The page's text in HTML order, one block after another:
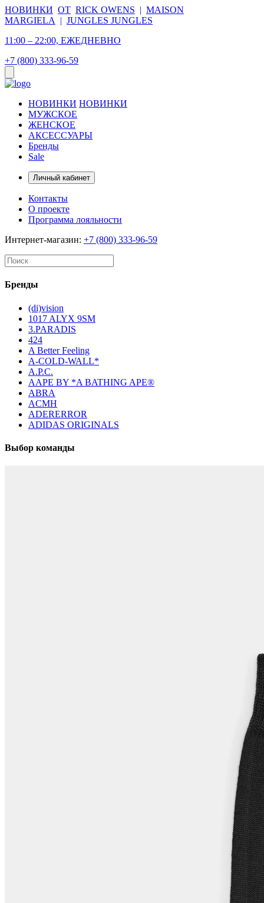
НОВИНКИ ОТ RICK OWENS | MAISON
MARGIELA
| JUNGLES JUNGLES
11:00 – 22:00, ЕЖЕДНЕВНО
+7 (800) 333-96-59
НОВИНКИ НОВИНКИ
МУЖСКОЕ
ЖЕНСКОЕ
АКСЕССУАРЫ
Бренды
Sale
Личный кабинет
Контакты
О проекте
Программа лояльности
Интернет-магазин: +7 (800) 333-96-59
Бренды
(di)vision
1017 ALYX 9SM
3.PARADIS
424
A Better Feeling
A-COLD-WALL*
A.P.C.
AAPE BY *A BATHING APE®
ABRA
ACMH
ADERERROR
ADIDAS ORIGINALS
Выбор команды